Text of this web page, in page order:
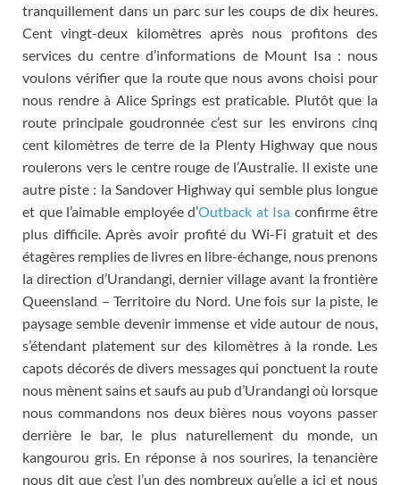
tranquillement dans un parc sur les coups de dix heures.
Cent vingt-deux kilomètres après nous profitons des
services du centre d’informations de Mount Isa: nous
voulons vérifier que la route que nous avons choisi pour
nous rendre à Alice Springs est praticable. Plutôt que la
route principale goudronnée c’est sur les environs cinq
cent kilomètres de terre de la Plenty Highway que nous
roulerons vers le centre rouge de l’Australie. Il existe une
autre piste : la Sandover Highway qui semble plus longue
et que l’aimable employée d’Outback at Isa confirme être
plus difficile.Après avoir profité du Wi-Fi gratuit et des
étagères remplies de livres en libre-échange, nous prenons
la direction d’Urandangi, dernier village avant la frontière
Queensland – Territoire du Nord. Une fois sur la piste, le
paysage semble devenir immense et vide autour de nous,
s’étendant platement sur des kilomètres à la ronde. Les
capots décorés de divers messages qui ponctuent la route
nous mènent sains et saufs au pub d’Urandangi où lorsque
nous commandons nos deux bières nous voyons passer
derrière le bar, le plus naturellement du monde, un
kangourou gris. En réponse à nos sourires, la tenancière
nous dit que c’est l’un des nombreux qu’elle a ici et nous